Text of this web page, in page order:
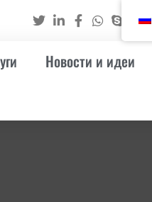
Новости и идеи